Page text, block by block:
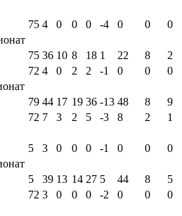
75 4 0 0 0 -4 0 0 0
75 36 10 8 18 1 22 8 2
72 4 0 2 2 -1 0 0 0
79 44 17 19 36 -13 48 8 9
72 7 3 2 5 -3 8 2 1
5 3 0 0 0 -1 0 0 0
5 39 13 14 27 5 44 8 5
72 3 0 0 0 -2 0 0 0